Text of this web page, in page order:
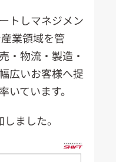
トしマネジメン
業領域を管
・物流・製造・
広いお客様へ提
ています。
ました。